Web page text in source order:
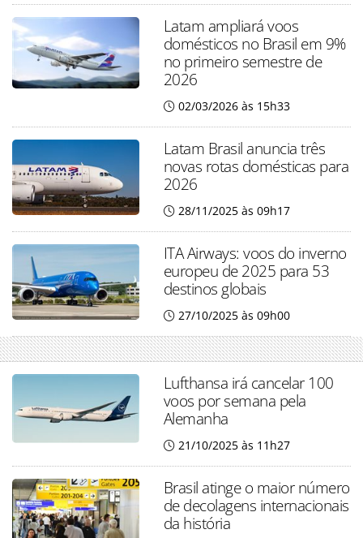
Latam ampliará voos
domésticos no Brasil em 9%
no primeiro semestre de
2026
02/03/2026 às 15h33
Latam Brasil anuncia três
novas rotas domésticas para
2026
28/11/2025 às 09h17
ITA Airways: voos do inverno
europeu de 2025 para 53
destinos globais
27/10/2025 às 09h00
Lufthansa irá cancelar 100
voos por semana pela
Alemanha
21/10/2025 às 11h27
Brasil atinge o maior número
de decolagens internacionais
da história